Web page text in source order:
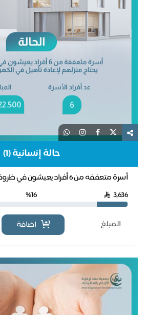
حالة إنسانية (1)
أسرة متعففه من 6 أفراد يعيشون في
منزلهم لإعادة تأهيل في الكهرباء والسباكة
3,636
اضافة